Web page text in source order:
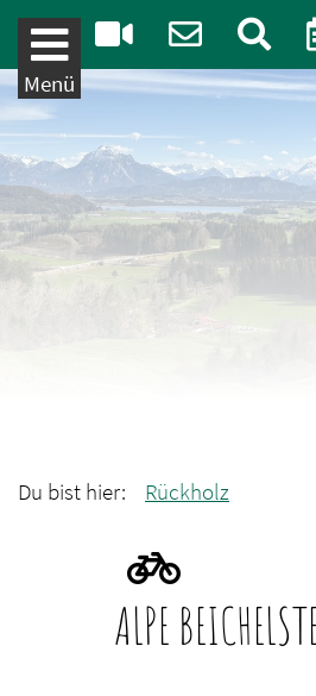
Weiter zum Inhalt
Menü
Du bist hier: Rückholz
ALPE